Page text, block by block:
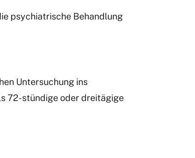
psychiatrische Behandlung
Untersuchung ins
72-stündige oder dreitägige